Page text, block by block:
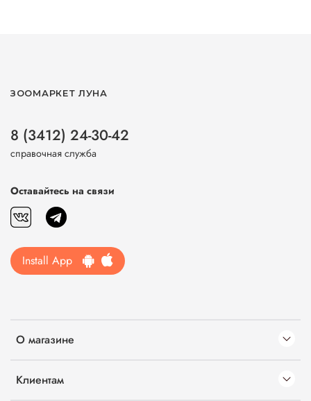
О магазине
Клиентам
ЗООМАРКЕТ ЛУНА
8 (3412) 24-30-42
справочная служба
Оставайтесь на связи
Install App